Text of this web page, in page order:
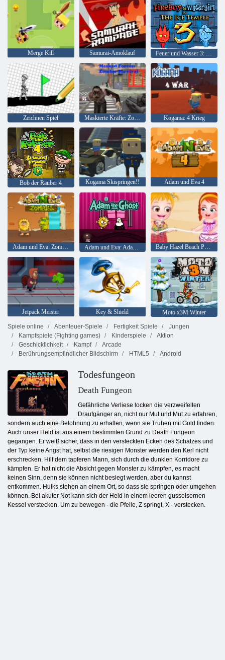
Merge Kill Samurai-Amoklauf Feuer und Wasser 3: Der Eistempel
Zeichnen Spiel Maskierte Kräfte: Zombie-Überleben Kogama: 4 Krieg
Bob der Räuber 4 Kogama Skispringen!! Adam und Eva 4
Adam und Eva: Zombies Adam und Eva: Adam der Geist Baby Hazel Beach Party
Jetpack Meister Key & Shield
Moto x3M Winter
Spiele online
Abenteuer-Spiele Fertigkeit Spiele
Jungen
Kampfspiele (Fighting games)
Kinderspiele
Aktion
Geschicklichkeit
Kampf
Arcade
Berührungsempfindlicher Bildschirm
HTML5 Android
Todesfungeon
Death Fungeon
Gefährliche Verliese locken die verzweifelten
Draufgänger an, nicht nur Mut und Mut zu erfahren,
sondern auch eine Belohnung zu erhalten, wenn sie Truhen mit Gold finden.
Auch unser Held ist aus einem bestimmten Grund zu Death Fungeon
gegangen. Er weiß sicher, dass in den versteckten Ecken des Schatzes und
der Typ keine Angst hat, selbst die riesigen Monster werden den Kerl nicht
erschrecken. Hilf dem tapferen Mann, sich durch die dunklen Korridore zu
kämpfen. Er hat nicht die Absicht gegen Monster zu kämpfen, es macht
keinen Sinn, denn sie können nicht besiegt werden, aber du kannst
entkommen. Hulks stehen an einem Ort, so dass sie springen oder umgehen
können. Bei akuter Not kann sich der Held in einem leeren gusseisernen
Kessel verstecken. Um zu bewegen - die Pfeile, Z springt, X - verstecken.